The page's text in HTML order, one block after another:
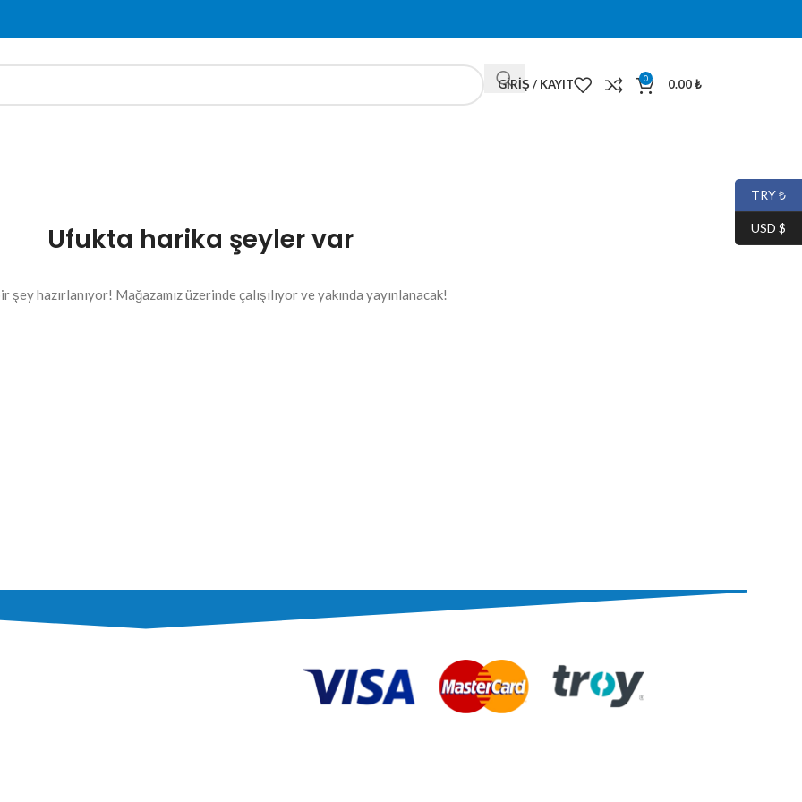
GIRIŞ / KAYIT 0 0.00₺
Ufukta harika şeyler var
şey hazırlanıyor! Mağazamız üzerinde çalışılıyor ve yakında yayınlanacak!
TRY ₺
USD $